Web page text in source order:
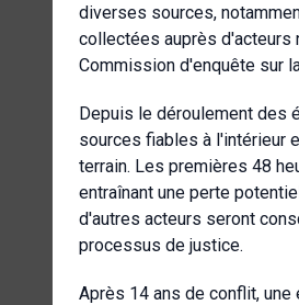
diverses sources,
collectées auprès d'acteurs
Commission d'enquête sur
Depuis le déroulement des
sources fiables à l'intérieur
terrain. Les premières 48
entraînant une perte
d'autres acteurs seront
processus de justice.
Après 14 ans de conflit,